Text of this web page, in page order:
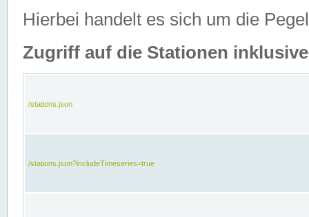
Hierbei handelt es sich um die
Zugriff auf die Stationen
/stations.json
/stations.json?includeTimeseries=true